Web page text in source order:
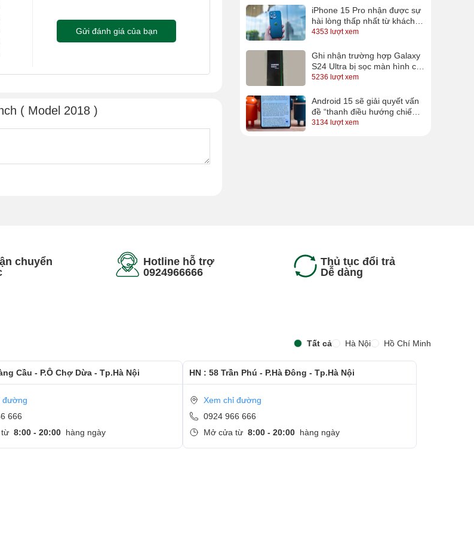
cho một mẫu máy tính xách tay dành cho doanh
STD 810G của quân đội Mỹ về khả năng chống rơi
nghiệt...
Gửi đánh giá của bạn
( Model 2018 )
iPhone 15 Pro nhận được sự
hài lòng thấp nhất từ khách
hàng
4353 lượt xem
Ghi nhận trường hợp Galaxy
S24 Ultra bị sọc màn hình chỉ
sau vài ngày sử dụng
5236 lượt xem
Android 15 sẽ giải quyết vấn
đề “thanh điều hướng chiếm
diện tích” trên Android?
3134 lượt xem
chuyển
Hotline hỗ trợ
0924966666
Thủ tục đổi trả
Dễ dàng
Tất cả Hà Nội Hồ Chí Minh
Cầu - P.Ô Chợ Dừa - Tp.Hà Nội
đường
666
từ 8:00 - 20:00 hàng ngày
HN : 58 Trần Phú - P.Hà Đông - Tp.Hà Nội
Xem chỉ đường
0924 966 666
Mở cửa từ 8:00 - 20:00 hàng ngày